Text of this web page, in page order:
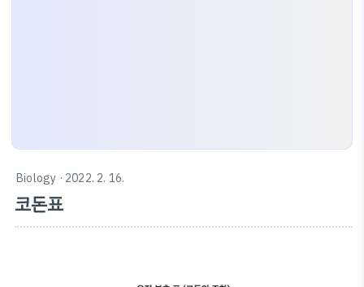
Biology · 2022. 2. 16.
코돈표